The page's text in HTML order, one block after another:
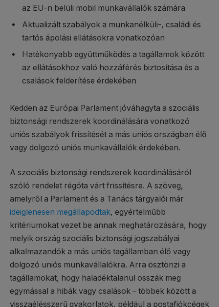
az EU-n belüli mobil munkavállalók számára
Aktualizált szabályok a munkanélküli-, családi és
tartós ápolási ellátásokra vonatkozóan
Hatékonyabb együttműködés a tagállamok között
az ellátásokhoz való hozzáférés biztosítása és a
csalások felderítése érdekében
Kedden az Európai Parlament jóváhagyta a szociális
biztonsági rendszerek koordinálására vonatkozó
uniós szabályok frissítését a más uniós országban élő
vagy dolgozó uniós munkavállalók érdekében.
A szociális biztonsági rendszerek koordinálásáról
szóló rendelet régóta várt frissítésre. A szöveg,
amelyről a Parlament és a Tanács tárgyalói már
ideiglenesen megállapodtak, egyértelműbb
kritériumokat vezet be annak meghatározására, hogy
melyik ország szociális biztonsági jogszabályai
alkalmazandók a más uniós tagállamban élő vagy
dolgozó uniós munkavállalókra. Arra ösztönzi a
tagállamokat, hogy haladéktalanul osszák meg
egymással a hibák vagy csalások – többek között a
visszaélésszerű gyakorlatok, például a postafiókcégek